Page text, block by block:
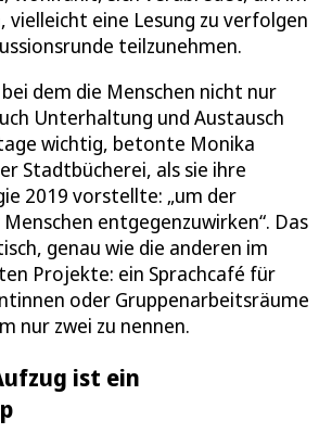
eine Lesung zu verfolgen
teilzunehmen.
dem die Menschen nicht nur
Unterhaltung und Austausch
wichtig, betonte Monika
Stadtbücherei, als sie ihre
2019 vorstellte: „um der
entgegenzuwirken“. Das
genau wie die anderen im
Projekte: ein Sprachcafé für
oder Gruppenarbeitsräume
nur zwei zu nennen.
ist ein